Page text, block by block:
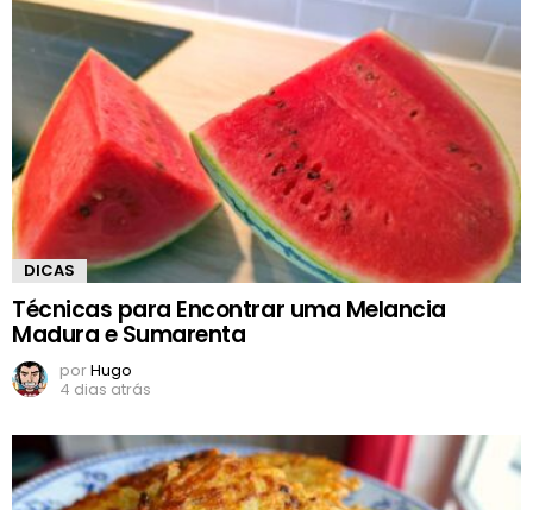
DICAS
Técnicas para Encontrar uma Melancia
Madura e Sumarenta
porHugo
4 dias atrás